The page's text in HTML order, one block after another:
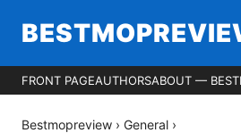
FRONT PAGEAUTHORSABOUT —
Bestmopreview › General ›